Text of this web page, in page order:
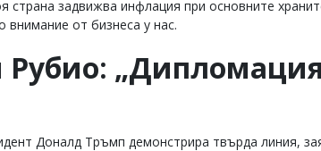
страна задвижва инфлация при основните
внимание от бизнеса у нас.
Доналд Тръмп демонстрира твърда линия,